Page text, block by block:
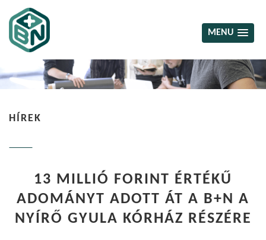
MENU
HÍREK
13 MILLIÓ FORINT ÉRTÉKŰ
ADOMÁNYT ADOTT ÁT A B+N A
NYÍRŐ GYULA KÓRHÁZ RÉSZÉRE